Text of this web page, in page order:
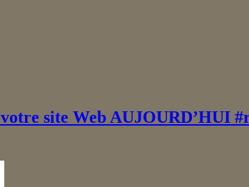
site Web AUJOURD’HUI